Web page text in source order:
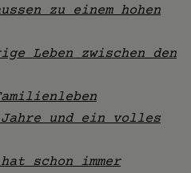
zu einem hohen
Leben zwischen den
und ein volles
schon immer